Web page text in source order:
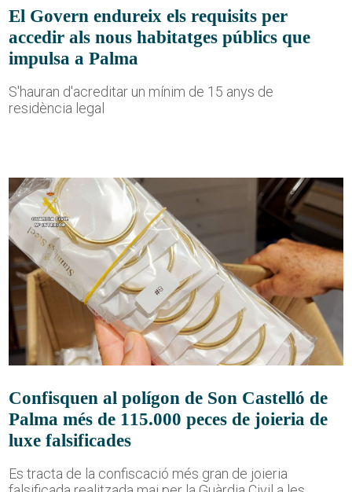
El Govern endureix els requisits per
accedir als nous habitatges públics que
impulsa a Palma
S'hauran d'acreditar un mínim de 15 anys de
residència legal
Confisquen al polígon de Son Castelló de
Palma més de 115.000 peces de joieria de
luxe falsificades
Es tracta de la confiscació més gran de joieria